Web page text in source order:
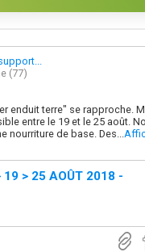
(77)
enduit terre" se rapproche.
entre le 19 et le 25 août.
nourriture de base. Des...
19 > 25 AOÛT 2018 -